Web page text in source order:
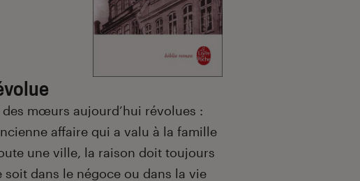
mœurs aujourd’hui révolues :
affaire qui a valu à la famille
une ville, la raison doit toujours
soit dans le négoce ou dans la vie